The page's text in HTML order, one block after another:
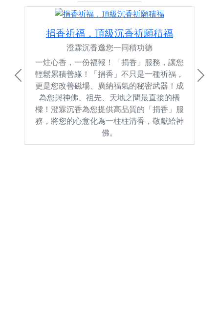
捐香祈福，頂級沉香祈願積福
澄霖沉香邀您一同積功德
一炷心香，一份福報！「捐香」服務，讓您
輕鬆累積善緣！「捐香」不只是一種祈福，
更是您改善磁場、廣納福氣的秘密武器！成
為您與神佛、祖先、天地之間最直接的橋
樑！澄霖沉香為您提供高品質的「捐香」服
務，將您的心意化為一柱柱清香，敬獻給神
佛。
Previous Next